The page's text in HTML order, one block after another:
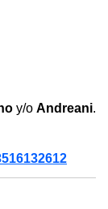
y/o Andreani.